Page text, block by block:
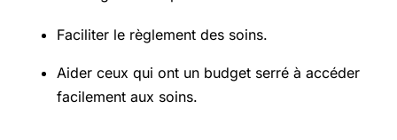
Faciliter le règlement des soins.
Aider ceux qui ont un budget serré à accéder
facilement aux soins.